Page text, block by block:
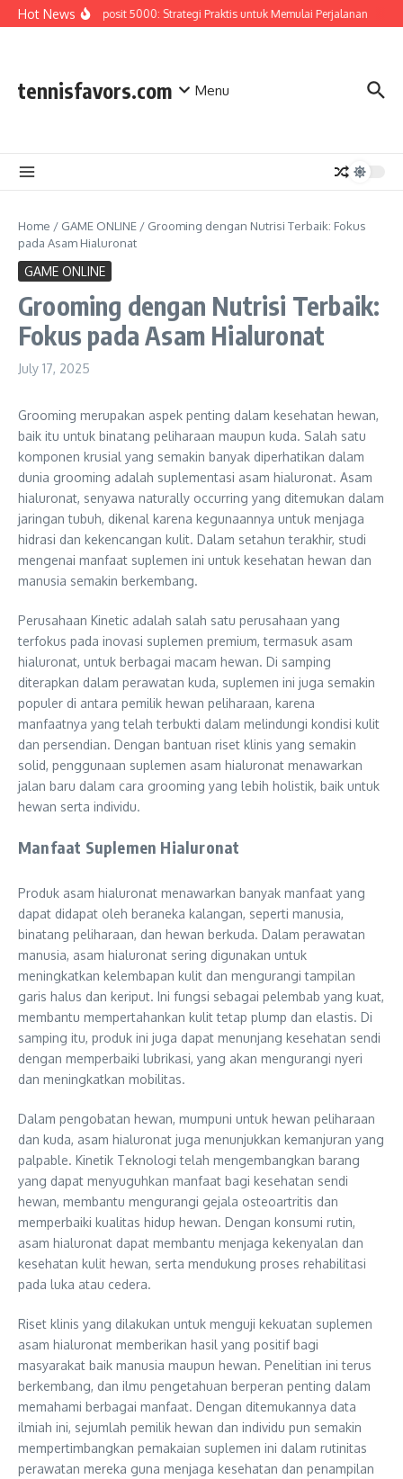
Skip to content
Hot NewsSlot Deposit 5000: Strategi Praktis untuk Memulai Perjalanan
tennisfavors.com Menu
Home / GAME ONLINE / Grooming dengan Nutrisi Terbaik: Fokus
pada Asam Hialuronat
GAME ONLINE
Grooming dengan Nutrisi Terbaik:
Fokus pada Asam Hialuronat
July 17, 2025
Grooming merupakan aspek penting dalam kesehatan hewan,
baik itu untuk binatang peliharaan maupun kuda. Salah satu
komponen krusial yang semakin banyak diperhatikan dalam
dunia grooming adalah suplementasi asam hialuronat. Asam
hialuronat, senyawa naturally occurring yang ditemukan dalam
jaringan tubuh, dikenal karena kegunaannya untuk menjaga
hidrasi dan kekencangan kulit. Dalam setahun terakhir, studi
mengenai manfaat suplemen ini untuk kesehatan hewan dan
manusia semakin berkembang.
Perusahaan Kinetic adalah salah satu perusahaan yang
terfokus pada inovasi suplemen premium, termasuk asam
hialuronat, untuk berbagai macam hewan. Di samping
diterapkan dalam perawatan kuda, suplemen ini juga semakin
populer di antara pemilik hewan peliharaan, karena
manfaatnya yang telah terbukti dalam melindungi kondisi kulit
dan persendian. Dengan bantuan riset klinis yang semakin
solid, penggunaan suplemen asam hialuronat menawarkan
jalan baru dalam cara grooming yang lebih holistik, baik untuk
hewan serta individu.
Manfaat Suplemen Hialuronat
Produk asam hialuronat menawarkan banyak manfaat yang
dapat didapat oleh beraneka kalangan, seperti manusia,
binatang peliharaan, dan hewan berkuda. Dalam perawatan
manusia, asam hialuronat sering digunakan untuk
meningkatkan kelembapan kulit dan mengurangi tampilan
garis halus dan keriput. Ini fungsi sebagai pelembab yang kuat,
membantu mempertahankan kulit tetap plump dan elastis. Di
samping itu, produk ini juga dapat menunjang kesehatan sendi
dengan memperbaiki lubrikasi, yang akan mengurangi nyeri
dan meningkatkan mobilitas.
Dalam pengobatan hewan, mumpuni untuk hewan peliharaan
dan kuda, asam hialuronat juga menunjukkan kemanjuran yang
palpable. Kinetik Teknologi telah mengembangkan barang
yang dapat menyuguhkan manfaat bagi kesehatan sendi
hewan, membantu mengurangi gejala osteoartritis dan
memperbaiki kualitas hidup hewan. Dengan konsumi rutin,
asam hialuronat dapat membantu menjaga kekenyalan dan
kesehatan kulit hewan, serta mendukung proses rehabilitasi
pada luka atau cedera.
Riset klinis yang dilakukan untuk menguji kekuatan suplemen
asam hialuronat memberikan hasil yang positif bagi
masyarakat baik manusia maupun hewan. Penelitian ini terus
berkembang, dan ilmu pengetahuan berperan penting dalam
memahami berbagai manfaat. Dengan ditemukannya data
ilmiah ini, sejumlah pemilik hewan dan individu pun semakin
mempertimbangkan pemakaian suplemen ini dalam rutinitas
perawatan mereka guna menjaga kesehatan dan penampilan